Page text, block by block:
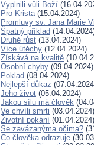
Vyplnili vůli Boží
Pro Krista(15.04.2024)
Promluvy sv. Jana Marie
Špatný příklad
Druhé růst (13.04.2024)
Více útěchy (12.04.2024)
Získává na kvalitě
Osobní chyby (09.04.2024)
Poklad (08.04.2024)
Nejlepší důkaz
Jeho život (05.04.2024)
Jakou sílu má člověk
Ve chvíli smrti (03.04.2024)
Životní pokání (01.04.2024)
Se zavázanýma očima?
Co člověka odrazuje